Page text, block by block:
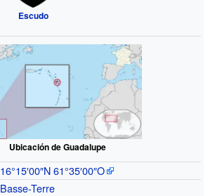
Escudo
Ubicación de Guadalupe
16°15′00″N61°35′00″O
Basse-Terre